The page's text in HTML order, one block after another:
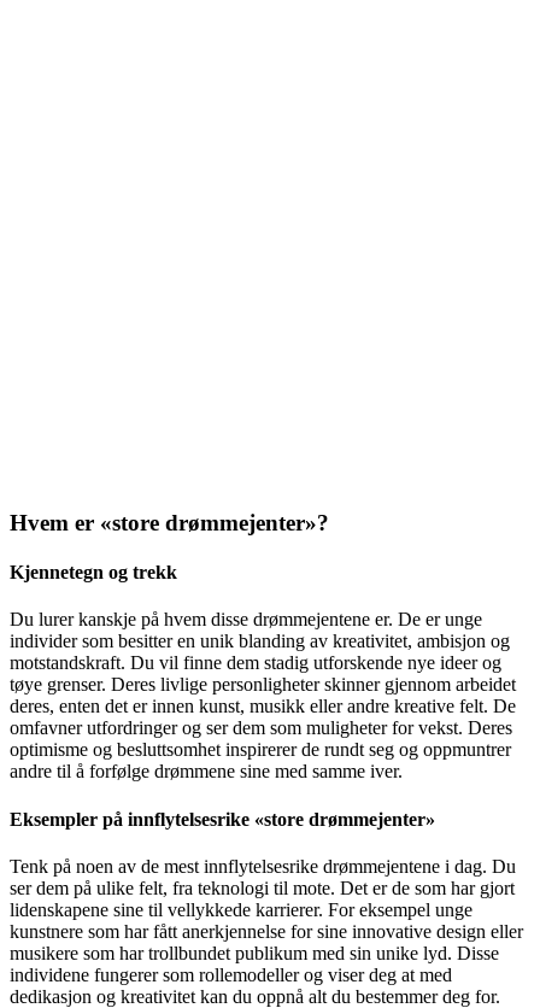
Hvem er «store drømmejenter»?
Kjennetegn og trekk
Du lurer kanskje på hvem disse drømmejentene er. De er unge
individer som besitter en unik blanding av kreativitet, ambisjon og
motstandskraft. Du vil finne dem stadig utforskende nye ideer og
tøye grenser. Deres livlige personligheter skinner gjennom arbeidet
deres, enten det er innen kunst, musikk eller andre kreative felt. De
omfavner utfordringer og ser dem som muligheter for vekst. Deres
optimisme og besluttsomhet inspirerer de rundt seg og oppmuntrer
andre til å forfølge drømmene sine med samme iver.
Eksempler på innflytelsesrike «store drømmejenter»
Tenk på noen av de mest innflytelsesrike drømmejentene i dag. Du
ser dem på ulike felt, fra teknologi til mote. Det er de som har gjort
lidenskapene sine til vellykkede karrierer. For eksempel unge
kunstnere som har fått anerkjennelse for sine innovative design eller
musikere som har trollbundet publikum med sin unike lyd. Disse
individene fungerer som rollemodeller og viser deg at med
dedikasjon og kreativitet kan du oppnå alt du bestemmer deg for.